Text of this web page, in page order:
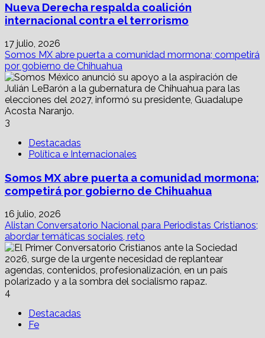
Nueva Derecha respalda coalición
internacional contra el terrorismo
17 julio, 2026
Somos MX abre puerta a comunidad mormona; competirá
por gobierno de Chihuahua
3
Destacadas
Política e Internacionales
Somos MX abre puerta a comunidad mormona;
competirá por gobierno de Chihuahua
16 julio, 2026
Alistan Conversatorio Nacional para Periodistas Cristianos;
abordar temáticas sociales, reto
4
Destacadas
Fe